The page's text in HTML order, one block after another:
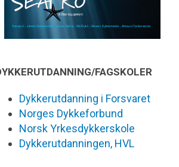
FAGSKOLER
Dykkerutdanning i Forsvaret
Norges Dykkeforbund
Norsk Yrkesdykkerskole
Dykkerutdanningen, HVL